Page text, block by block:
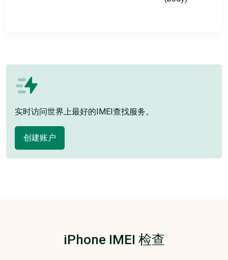
实时访问世界上最好的IMEI查找服务。
创建账户
iPhone IMEI 检查